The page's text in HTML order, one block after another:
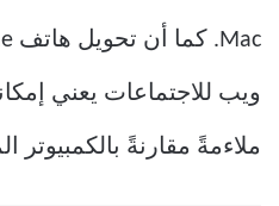
ويب للاجتماعات يعني
ملاءمةً مقارنةً بالكمبيوتر